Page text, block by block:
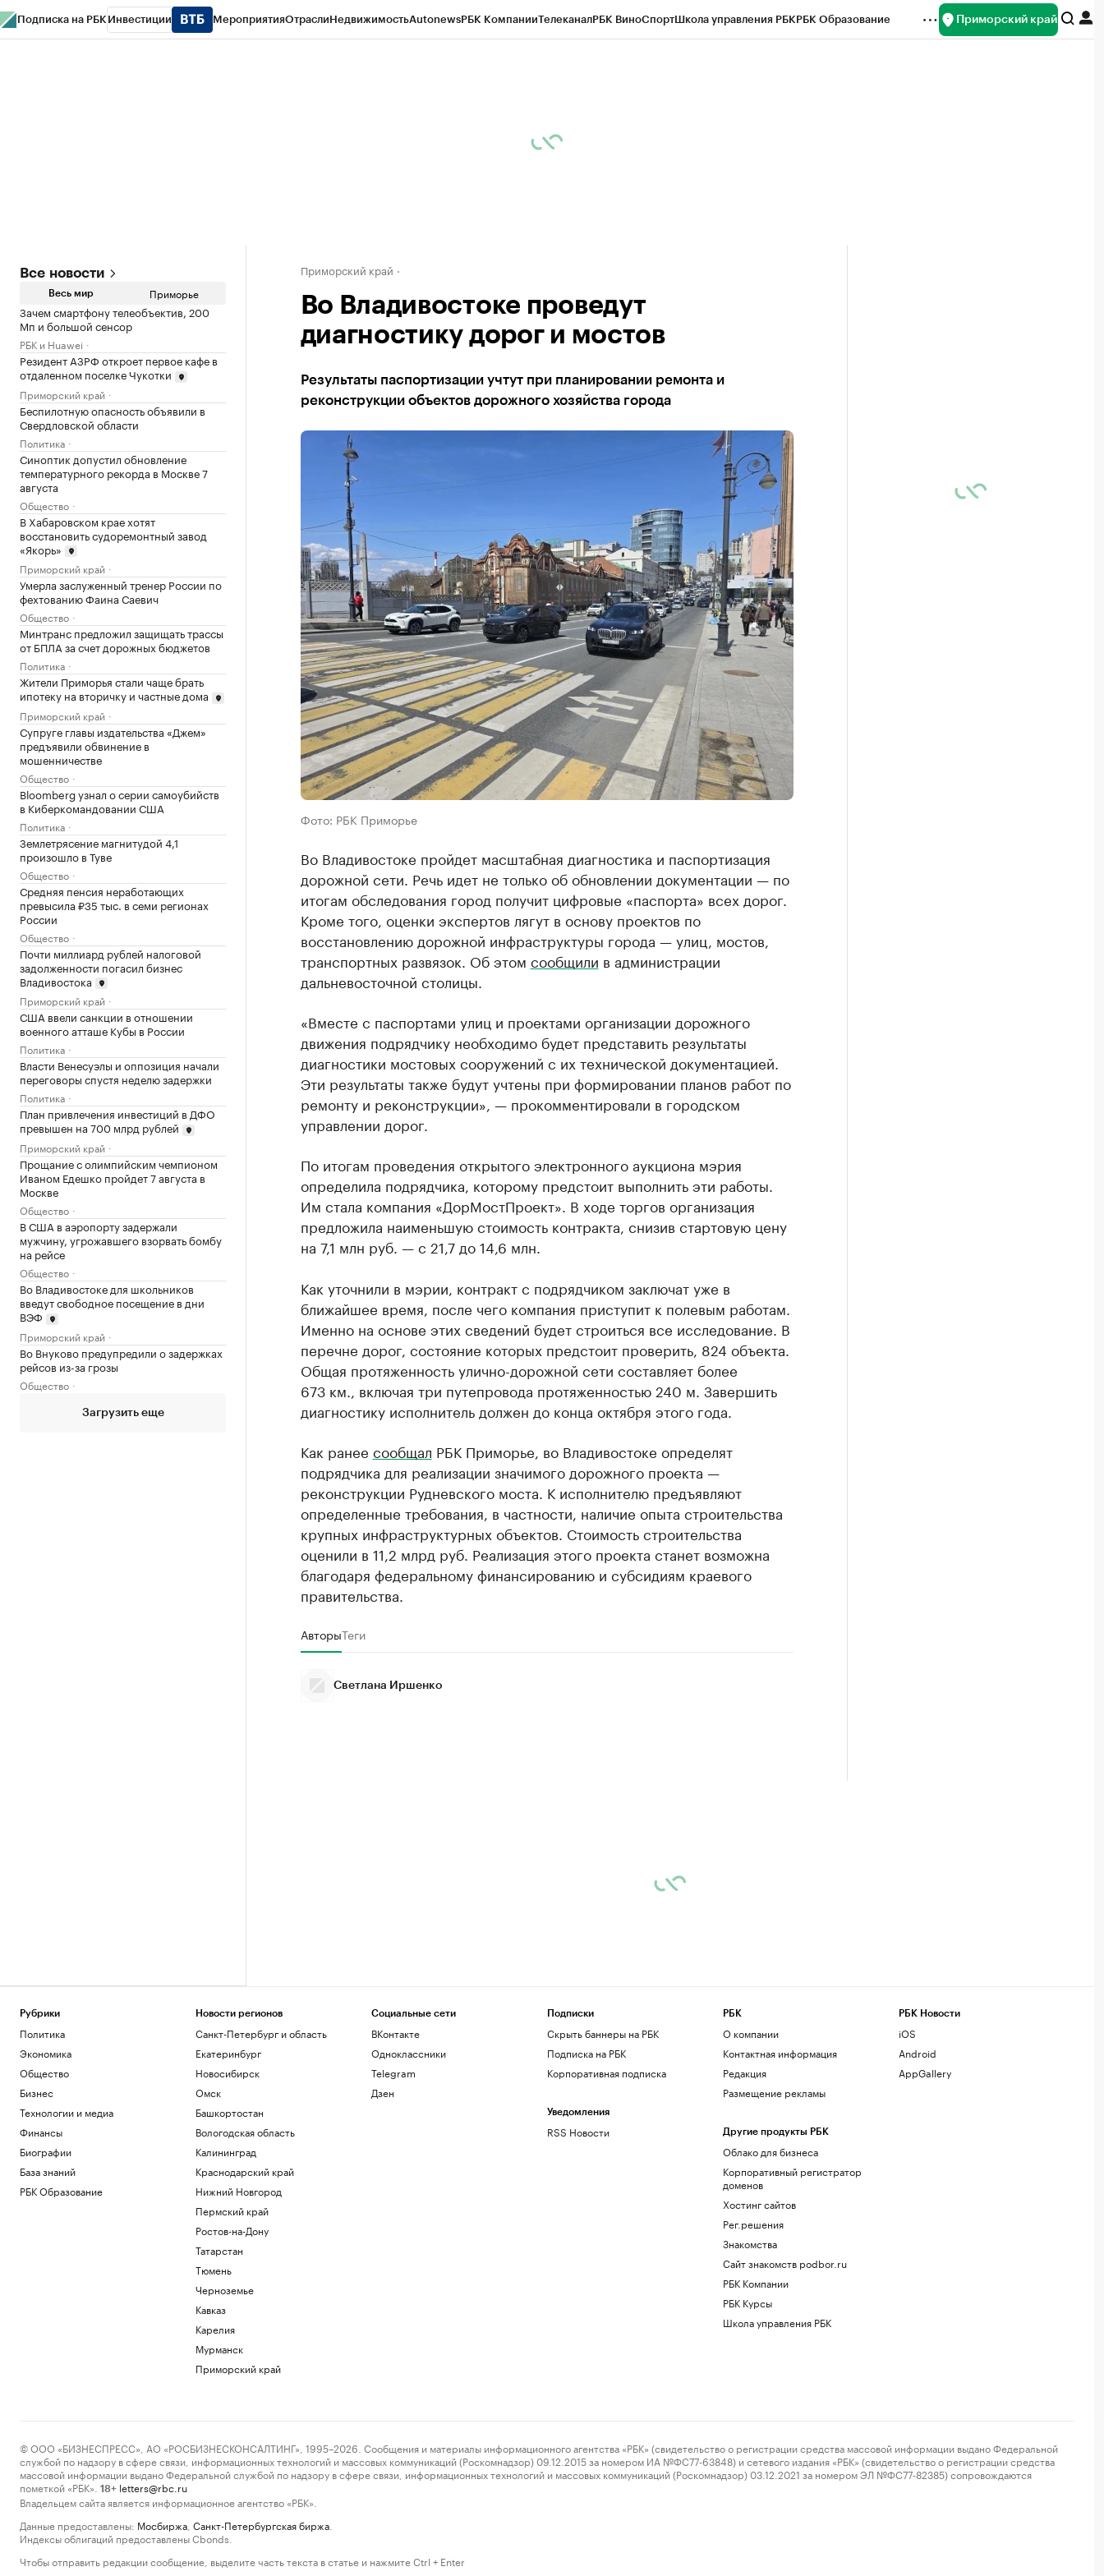
Подписка на РБК Инвестиции МероприятияОтраслиНедвижимостьAutonewsРБК КомпанииТелеканалРБК ВиноСпортШкола управления РБКРБК Образование Приморский край
Все новости
Весь мир Приморье
Зачем смартфону телеобъектив, 200
Мп и большой сенсор
РБК и Huawei
Резидент АЗРФ откроет первое кафе в
отдаленном поселке Чукотки
Приморский край
Беспилотную опасность объявили в
Свердловской области
Политика
Синоптик допустил обновление
температурного рекорда в Москве 7
августа
Общество
В Хабаровском крае хотят
восстановить судоремонтный завод
«Якорь»
Приморский край
Умерла заслуженный тренер России по
фехтованию Фаина Саевич
Общество
Минтранс предложил защищать трассы
от БПЛА за счет дорожных бюджетов
Политика
Жители Приморья стали чаще брать
ипотеку на вторичку и частные дома
Приморский край
Супруге главы издательства «Джем»
предъявили обвинение в
мошенничестве
Общество
Bloomberg узнал о серии самоубийств
в Киберкомандовании США
Политика
Землетрясение магнитудой 4,1
произошло в Туве
Общество
Средняя пенсия неработающих
превысила ₽35 тыс. в семи регионах
России
Общество
Почти миллиард рублей налоговой
задолженности погасил бизнес
Владивостока
Приморский край
США ввели санкции в отношении
военного атташе Кубы в России
Политика
Власти Венесуэлы и оппозиция начали
переговоры спустя неделю задержки
Политика
План привлечения инвестиций в ДФО
превышен на 700 млрд рублей
Приморский край
Прощание с олимпийским чемпионом
Иваном Едешко пройдет 7 августа в
Москве
Общество
В США в аэропорту задержали
мужчину, угрожавшего взорвать бомбу
на рейсе
Общество
Во Владивостоке для школьников
введут свободное посещение в дни
ВЭФ
Приморский край
Во Внуково предупредили о задержках
рейсов из-за грозы
Общество
Загрузить еще
Приморский край
Во Владивостоке проведут
диагностику дорог и мостов
Результаты паспортизации учтут при планировании ремонта и
реконструкции объектов дорожного хозяйства города
Фото: РБК Приморье
Во Владивостоке пройдет масштабная диагностика и паспортизация
дорожной сети. Речь идет не только об обновлении документации — по
итогам обследования город получит цифровые «паспорта» всех дорог.
Кроме того, оценки экспертов лягут в основу проектов по
восстановлению дорожной инфраструктуры города — улиц, мостов,
транспортных развязок. Об этом сообщили в администрации
дальневосточной столицы.
«Вместе с паспортами улиц и проектами организации дорожного
движения подрядчику необходимо будет представить результаты
диагностики мостовых сооружений с их технической документацией.
Эти результаты также будут учтены при формировании планов работ по
ремонту и реконструкции», — прокомментировали в городском
управлении дорог.
По итогам проведения открытого электронного аукциона мэрия
определила подрядчика, которому предстоит выполнить эти работы.
Им стала компания «ДорМостПроект». В ходе торгов организация
предложила наименьшую стоимость контракта, снизив стартовую цену
на 7,1 млн руб. — с 21,7 до 14,6 млн.
Как уточнили в мэрии, контракт с подрядчиком заключат уже в
ближайшее время, после чего компания приступит к полевым работам.
Именно на основе этих сведений будет строиться все исследование. В
перечне дорог, состояние которых предстоит проверить, 824 объекта.
Общая протяженность улично-дорожной сети составляет более
673 км., включая три путепровода протяженностью 240 м. Завершить
диагностику исполнитель должен до конца октября этого года.
Как ранее сообщал РБК Приморье, во Владивостоке определят
подрядчика для реализации значимого дорожного проекта —
реконструкции Рудневского моста. К исполнителю предъявляют
определенные требования, в частности, наличие опыта строительства
крупных инфраструктурных объектов. Стоимость строительства
оценили в 11,2 млрд руб. Реализация этого проекта станет возможна
благодаря федеральному финансированию и субсидиям краевого
правительства.
АвторыТеги
Светлана Иршенко
Рубрики
Политика
Экономика
Общество
Бизнес
Технологии и медиа
Финансы
Биографии
База знаний
РБК Образование
Новости регионов
Санкт-Петербург и область
Екатеринбург
Новосибирск
Омск
Башкортостан
Вологодская область
Калининград
Краснодарский край
Нижний Новгород
Пермский край
Ростов-на-Дону
Татарстан
Тюмень
Черноземье
Кавказ
Карелия
Мурманск
Приморский край
Социальные сети
ВКонтакте
Одноклассники
Telegram
Дзен
Подписки
Скрыть баннеры на РБК
Подписка на РБК
Корпоративная подписка
Уведомления
RSS Новости
РБК
О компании
Контактная информация
Редакция
Размещение рекламы
Другие продукты РБК
Облако для бизнеса
Корпоративный регистратор
доменов
Хостинг сайтов
Рег.решения
Знакомства
Сайт знакомств podbor.ru
РБК Компании
РБК Курсы
Школа управления РБК
РБК Новости
iOS
Android
AppGallery
© ООО «БИЗНЕСПРЕСС», АО «РОСБИЗНЕСКОНСАЛТИНГ», 1995–2026. Сообщения и материалы информационного агентства «РБК» (свидетельство о регистрации средства массовой информации выдано Федеральной
службой по надзору в сфере связи, информационных технологий и массовых коммуникаций (Роскомнадзор) 09.12.2015 за номером ИА №ФС77-63848) и сетевого издания «РБК» (свидетельство о регистрации средства
массовой информации выдано Федеральной службой по надзору в сфере связи, информационных технологий и массовых коммуникаций (Роскомнадзор) 03.12.2021 за номером ЭЛ №ФС77-82385) сопровождаются
пометкой «РБК».
18+ letters@rbc.ru
Владельцем сайта является информационное агентство «РБК».
Данные предоставлены: Мосбиржа Санкт-Петербургская биржа
Индексы облигаций предоставлены Cbonds.
Чтобы отправить редакции сообщение, выделите часть текста в статье и нажмите Ctrl + Enter